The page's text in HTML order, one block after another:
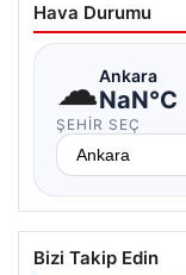
Hava Durumu
☁Ankara
NaN°C
ŞEHIR SEÇ
Bizi Takip Edin